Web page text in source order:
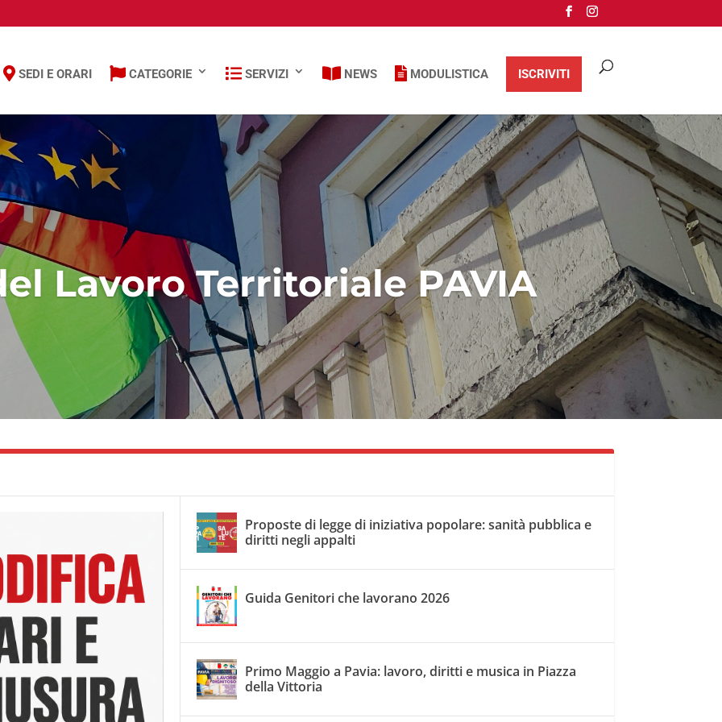
SEDI E ORARI CATEGORIE SERVIZI NEWS MODULISTICA ISCRIVITI
Lavoro Territoriale PAVIA
Proposte di legge di iniziativa popolare: sanità pubblica e
diritti negli appalti
Guida Genitori che lavorano 2026
Primo Maggio a Pavia: lavoro, diritti e musica in Piazza
della Vittoria